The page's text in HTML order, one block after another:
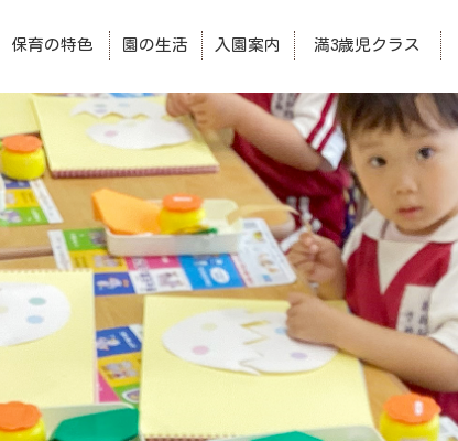
保育の特色 園の生活 入園案内 満3歳児クラス